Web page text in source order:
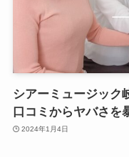
シアーミュージック
口コミからヤバさを
2024年1月4日